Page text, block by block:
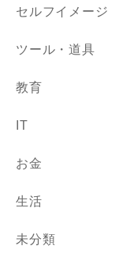
セルフイメージ
ツール・道具
教育
IT
お金
生活
未分類